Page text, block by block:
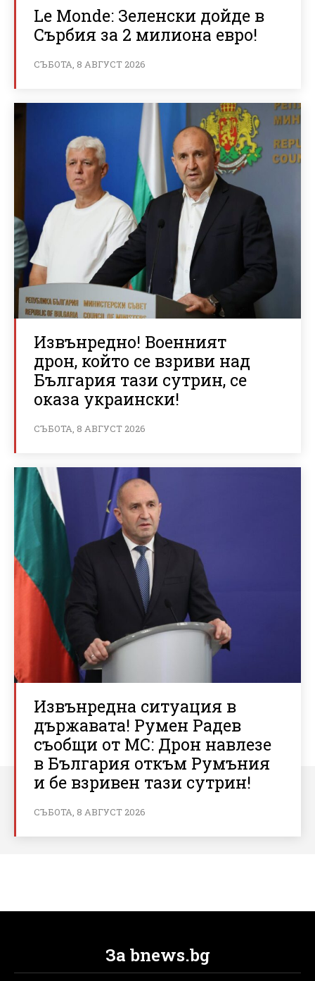
Le Monde: Зеленски дойде в
Сърбия за 2 милиона евро!
СЪБОТА, 8 АВГУСТ 2026
Извънредно! Военният
дрон, който се взриви над
България тази сутрин, се
оказа украински!
СЪБОТА, 8 АВГУСТ 2026
Извънредна ситуация в
държавата! Румен Радев
съобщи от МС: Дрон навлезе
в България откъм Румъния
и бе взривен тази сутрин!
СЪБОТА, 8 АВГУСТ 2026
За bnews.bg